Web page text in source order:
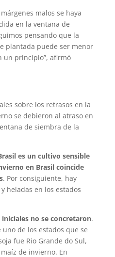
malos se haya
en la ventana de
pensando que la
plantada puede ser menor
un principio”, afirmó
sobre los retrasos en la
se debieron al atraso en
de siembra de la
es un cultivo sensible
en Brasil coincide
. Por consiguiente, hay
heladas en los estados
no se concretaron.
de los estados que se
fue Rio Grande do Sul,
de invierno. En